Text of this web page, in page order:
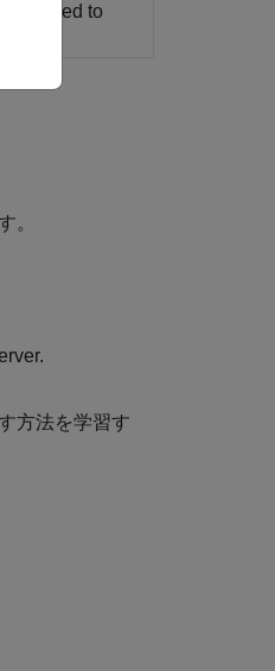
deployed to
。
.
方法を学習す